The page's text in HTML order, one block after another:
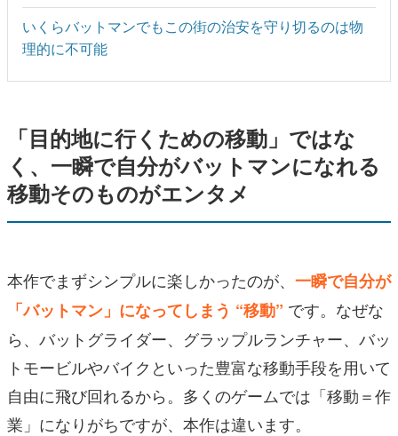
いくらバットマンでもこの街の治安を守り切るのは物
理的に不可能
「目的地に行くための移動」ではな
く、一瞬で自分がバットマンになれる
移動そのものがエンタメ
本作でまずシンプルに楽しかったのが、 一瞬で自分が
「バットマン」になってしまう “移動” です。なぜな
ら、バットグライダー、グラップルランチャー、バッ
トモービルやバイクといった豊富な移動手段を用いて
自由に飛び回れるから。多くのゲームでは「移動＝作
業」になりがちですが、本作は違います。